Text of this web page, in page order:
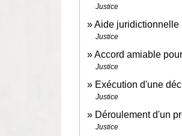
Justice
Aide juridictionnelle
Justice
Accord amiable
Justice
Exécution d'une
Justice
Déroulement d'un
Justice